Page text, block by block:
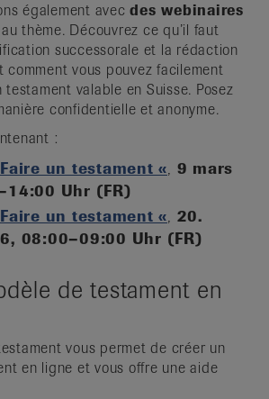
également avecdes webinaires
thème. Découvrez ce qu’il faut
successorale et la rédaction
comment vous pouvez facilement
valable en Suisse. Posez
confidentielle et anonyme.
:
un testament «, 9 mars
Uhr (FR)
un testament «, 20.
08:00–09:00 Uhr (FR)
de testament en
vous permet de créer un
en ligne et vous offre une aide